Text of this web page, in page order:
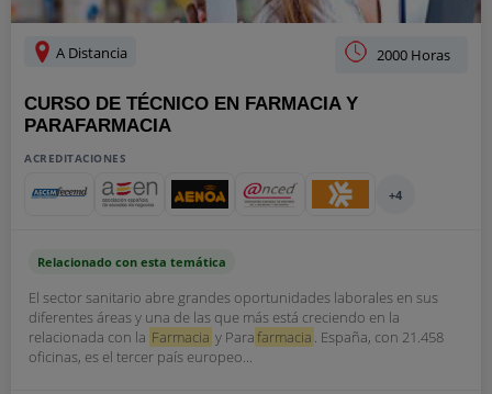
A Distancia 2000 Horas
CURSO DE TÉCNICO EN FARMACIA Y
PARAFARMACIA
ACREDITACIONES
+4
Relacionado con esta temática
El sector sanitario abre grandes oportunidades laborales en sus
diferentes áreas y una de las que más está creciendo en la
relacionada con la Farmacia y Parafarmacia . España, con 21.458
oficinas, es el tercer país europeo...